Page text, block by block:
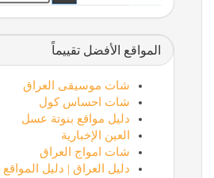
المواقع الأفضل تقييماً
شات موسيقى العراق
شات احساس كول
دليل مواقع بنوتة عسل
العين الإخبارية
شات امواج العراق
دليل العراق | دليل المواقع